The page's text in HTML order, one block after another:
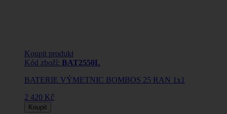
Koupit produkt
Kód zboží: BAT2550L
BATERIE VÝMETNIC BOMBOS 25 RAN 1x1
2 420 Kč
Koupit